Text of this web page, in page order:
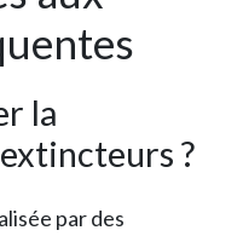
la
?
par des